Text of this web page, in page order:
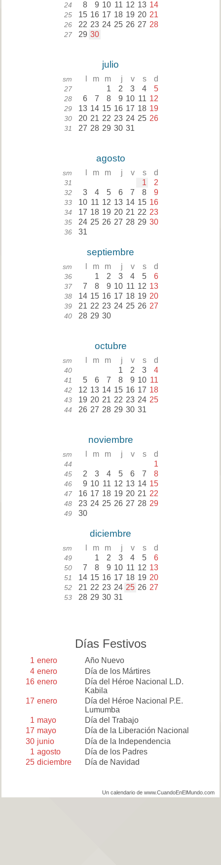
24 8 9 10 11 12 13 14
25 15 16 17 18 19 20 21
26 22 23 24 25 26 27 28
27 29 30
julio
sm m m j v s d
27 1 2 3 4 5
28 6 7 8 9 10 11 12
29 13 14 15 16 17 18 19
30 20 21 22 23 24 25 26
31 27 28 29 30 31
agosto
sm m m j v s d
31 1 2
32 3 4 5 6 7 8 9
33 10 11 12 13 14 15 16
34 17 18 19 20 21 22 23
35 24 25 26 27 28 29 30
36 31
septiembre
sm m m j v s d
36 1 2 3 4 5 6
37 7 8 9 10 11 12 13
38 14 15 16 17 18 19 20
39 21 22 23 24 25 26 27
40 28 29 30
octubre
sm m m j v s d
40 1 2 3 4
41 5 6 7 8 9 10 11
42 12 13 14 15 16 17 18
43 19 20 21 22 23 24 25
44 26 27 28 29 30 31
noviembre
sm m m j v s d
44 1
45 2 3 4 5 6 7 8
46 9 10 11 12 13 14 15
47 16 17 18 19 20 21 22
48 23 24 25 26 27 28 29
49 30
diciembre
sm m m j v s d
49 1 2 3 4 5 6
50 7 8 9 10 11 12 13
51 14 15 16 17 18 19 20
52 21 22 23 24 25 26 27
53 28 29 30 31
Días Festivos
1 enero
Año Nuevo
4 enero
Día de los Mártires
16 enero
Día del Héroe Nacional L.D.
Kabila
17 enero
Día del Héroe Nacional P.E.
Lumumba
1 mayo
Día del Trabajo
17 mayo
Día de la Liberación Nacional
30 junio
Día de la Independencia
1 agosto
Día de los Padres
25 diciembre Día de Navidad
Un calendario de www.CuandoEnElMundo.com